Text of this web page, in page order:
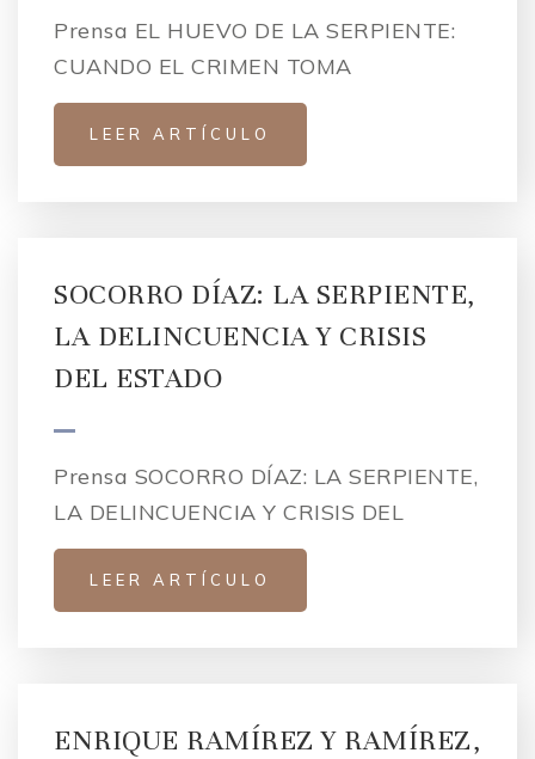
Prensa EL HUEVO DE LA SERPIENTE:
CUANDO EL CRIMEN TOMA
LEER ARTÍCULO
SOCORRO DÍAZ: LA SERPIENTE,
LA DELINCUENCIA Y CRISIS
DEL ESTADO
Prensa SOCORRO DÍAZ: LA SERPIENTE,
LA DELINCUENCIA Y CRISIS DEL
LEER ARTÍCULO
ENRIQUE RAMÍREZ Y RAMÍREZ,